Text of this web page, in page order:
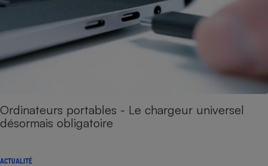
Ordinateurs portables - Le chargeur universel
désormais obligatoire
ACTUALITÉ